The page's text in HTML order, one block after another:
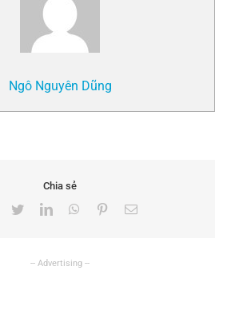
Ngô Nguyên Dũng
Chia sẻ
Facebook
TwitterLinkedInWhatsApp
PinterestEmail